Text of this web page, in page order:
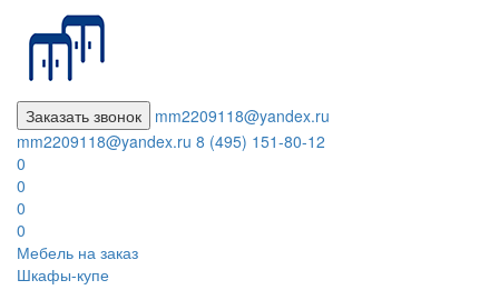
Заказать звонок
mm2209118@yandex.ru
mm2209118@yandex.ru 8 (495) 151-80-12
0
0
0
0
Мебель на заказ
Шкафы-купе